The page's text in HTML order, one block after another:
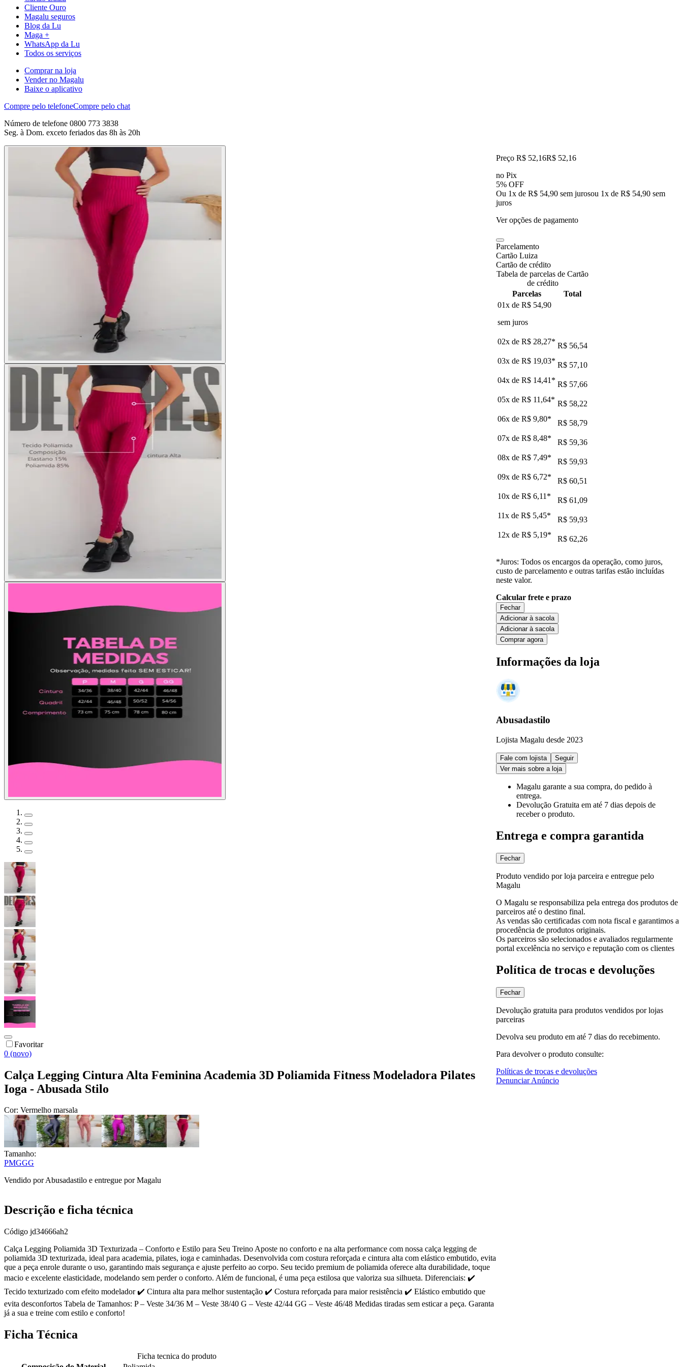
Cliente Ouro
Magalu seguros
Blog da Lu
Maga +
WhatsApp da Lu
Todos os serviços
Comprar na loja
Vender no Magalu
Baixe o aplicativo
Compre pelo telefoneCompre pelo chat
Número de telefone 0800 773 3838
Seg. à Dom. exceto feriados das 8h às 20h
Favoritar
0 (novo)
Calça Legging Cintura Alta Feminina Academia 3D Poliamida Fitness Modeladora Pilates
Ioga - Abusada Stilo
Cor: Vermelho marsala
Tamanho:
PMGGG
Vendido porAbusadastilo e entregue por Magalu
Preço R$ 52,16R$ 52,16
no Pix
5% OFF
Ou 1x de R$ 54,90 sem jurosou 1x de R$ 54,90 sem
juros
Ver opções de pagamento
Parcelamento
Cartão Luiza
Cartão de crédito
Tabela de parcelas de Cartão
de crédito
Parcelas
Total
01x de R$ 54,90
sem juros
02x de R$ 28,27* R$ 56,54
03x de R$ 19,03* R$ 57,10
04x de R$ 14,41 * R$ 57,66
05x de R$ 11,64* R$ 58,22
06x de R$ 9,80*
R$ 58,79
07x de R$ 8,48*
R$ 59,36
08x de R$ 7,49*
R$ 59,93
09x de R$ 6,72*
R$ 60,51
10x de R$ 6,11 *
R$ 61,09
11x de R$ 5,45*
R$ 59,93
12x de R$ 5,19* R$ 62,26
*Juros: Todos os encargos da operação, como juros,
custo de parcelamento e outras tarifas estão incluídas
neste valor.
Calcular frete e prazo
Fechar
Adicionar à sacola
Adicionar à sacola
Comprar agora
Informações da loja
Abusadastilo
Lojista Magalu desde 2023
Fale com lojista
Seguir
Ver mais sobre a loja
Magalu garante a sua compra, do pedido à
entrega.
Devolução Gratuita em até 7 dias depois de
receber o produto.
Entrega e compra garantida
Fechar
Produto vendido por loja parceira e entregue pelo
Magalu
O Magalu se responsabiliza pela entrega dos produtos de
parceiros até o destino final.
As vendas são certificadas com nota fiscal e garantimos a
procedência de produtos originais.
Os parceiros são selecionados e avaliados regularmente
portal excelência no serviço e reputação com os clientes
Política de trocas e devoluções
Fechar
Devolução gratuita para produtos vendidos por lojas
parceiras
Devolva seu produto em até 7 dias do recebimento.
Para devolver o produto consulte:
Políticas de trocas e devoluções
Denunciar Anúncio
Descrição e ficha técnica
Código jd34666ah2
Calça Legging Poliamida 3D Texturizada – Conforto e Estilo para Seu Treino Aposte no conforto e na alta performance com nossa calça legging de
poliamida 3D texturizada, ideal para academia, pilates, ioga e caminhadas. Desenvolvida com costura reforçada e cintura alta com elástico embutido, evita
que a peça enrole durante o uso, garantindo mais segurança e ajuste perfeito ao corpo. Seu tecido premium de poliamida oferece alta durabilidade, toque
macio e excelente elasticidade, modelando sem perder o conforto. Além de funcional, é uma peça estilosa que valoriza sua silhueta. Diferenciais: ✔️
Tecido texturizado com efeito modelador ✔️ Cintura alta para melhor sustentação ✔️ Costura reforçada para maior resistência ✔️ Elástico embutido que
evita desconfortos Tabela de Tamanhos: P – Veste 34/36 M – Veste 38/40 G – Veste 42/44 GG – Veste 46/48 Medidas tiradas sem esticar a peça. Garanta
já a sua e treine com estilo e conforto!
Ficha Técnica
Ficha tecnica do produto